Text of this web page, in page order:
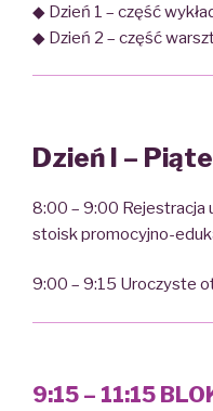
◆ Dzień 1 – część
◆ Dzień 2 – część
Dzień I –
8:00 – 9:00 Rejestracja
stoisk promocyjno-
9:00 – 9:15 Uroczyste
9:15 – 11:15